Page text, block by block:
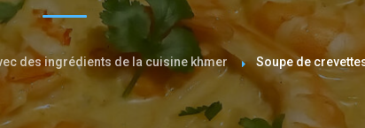
des ingrédients de la cuisine khmer Soupe de